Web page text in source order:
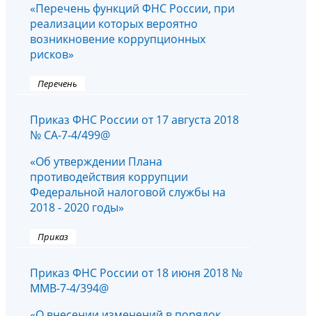
«Перечень функций ФНС России, при
реализации которых вероятно
возникновение коррупционных
рисков»
Перечень
Приказ ФНС России от 17 августа 2018
№ СА-7-4/499@
«Об утверждении Плана
противодействия коррупции
Федеральной налоговой службы на
2018 - 2020 годы»
Приказ
Приказ ФНС России от 18 июня 2018 №
ММВ-7-4/394@